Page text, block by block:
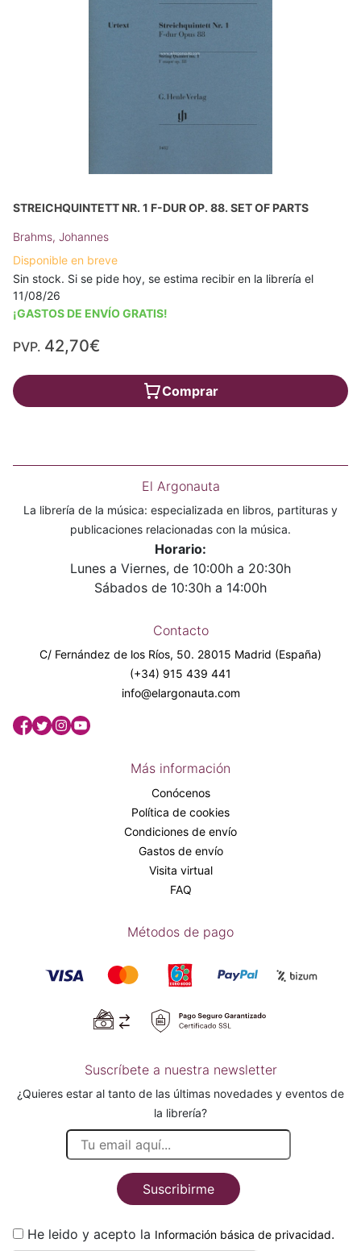
STREICHQUINTETT NR. 1 F-DUR OP. 88. SET OF PARTS
Brahms, Johannes
Disponible en breve
Sin stock. Si se pide hoy, se estima recibir en la librería el
11/08/26
¡GASTOS DE ENVÍO GRATIS!
PVP. 42,70€
Comprar
El Argonauta
La librería de la música: especializada en libros, partituras y
publicaciones relacionadas con la música.
Horario:
Lunes a Viernes, de 10:00h a 20:30h
Sábados de 10:30h a 14:00h
Contacto
C/ Fernández de los Ríos, 50. 28015 Madrid (España)
(+34) 915 439 441
info@elargonauta.com
Más información
Conócenos
Política de cookies
Condiciones de envío
Gastos de envío
Visita virtual
FAQ
Métodos de pago
Suscríbete a nuestra newsletter
¿Quieres estar al tanto de las últimas novedades y eventos de
la librería?
Suscribirme
He leido y acepto la Información básica de privacidad.